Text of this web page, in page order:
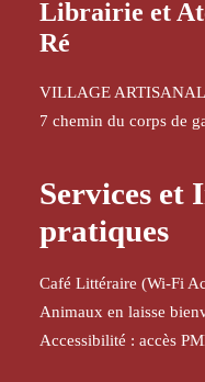
Librairie et
Ré
VILLAGE
7 chemin du corps de
Services et
pratiques
Café Littéraire (Wi-Fi
Animaux en laisse
Accessibilité : accès